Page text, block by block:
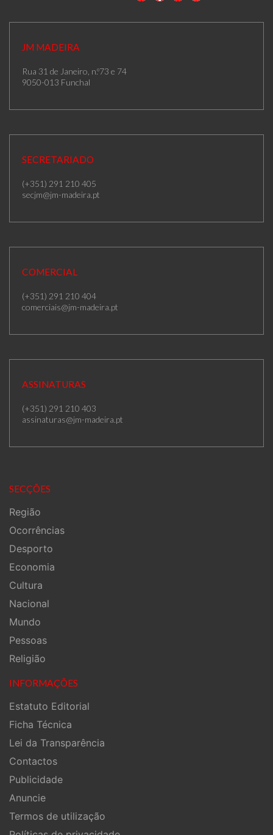
JM MADEIRA
Rua 31 de Janeiro, n.º73 e 74
9050-013 Funchal
SECRETARIADO
(+351) 291 210 405
secjm@jm-madeira.pt
COMERCIAL
(+351) 291 210 404
comerciais@jm-madeira.pt
ASSINATURAS
(+351) 291 210 403
assinaturas@jm-madeira.pt
SECÇÕES
Região
Ocorrências
Desporto
Economia
Cultura
Nacional
Mundo
Pessoas
Religião
INFORMAÇÕES
Estatuto Editorial
Ficha Técnica
Lei da Transparência
Contactos
Publicidade
Anuncie
Termos de utilização